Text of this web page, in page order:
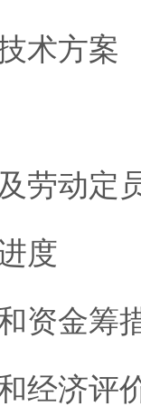
术方案
劳动定
度
资金筹
经济评